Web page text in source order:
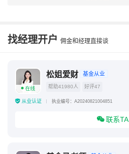
找经理开户 佣金和经理直接谈
在线
松姐爱财 基金从业
帮助41980人 好评47
从业认证 执业编号：A20240821004851
联系TA